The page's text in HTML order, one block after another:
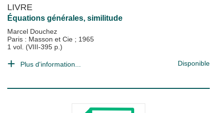
LIVRE
Équations générales, similitude
Marcel Douchez
Paris : Masson et Cie ; 1965
1 vol. (VIII-395 p.)
Plus d'information... Disponible